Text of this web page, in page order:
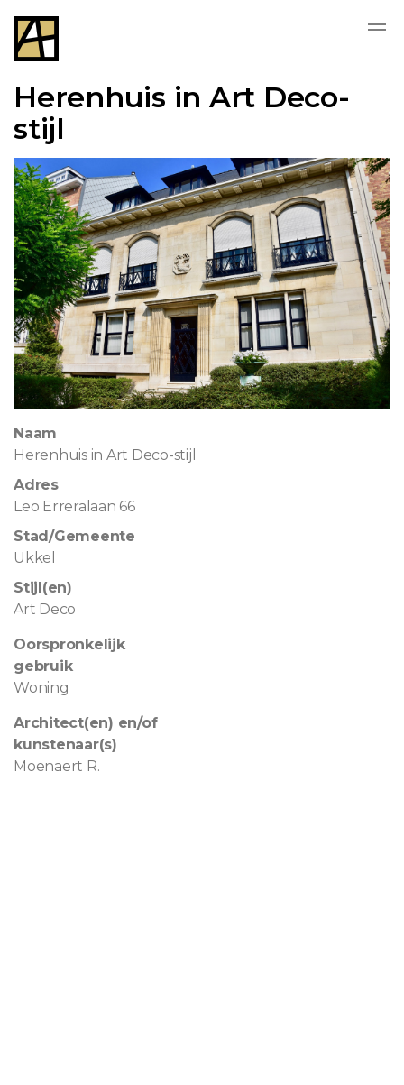
Herenhuis in Art Deco-
stijl
Naam
Herenhuis in Art Deco-stijl
Adres
Leo Erreralaan 66
Stad/Gemeente
Ukkel
Stijl(en)
Art Deco
Oorspronkelijk
gebruik
Woning
Architect(en) en/of
kunstenaar(s)
Moenaert R.